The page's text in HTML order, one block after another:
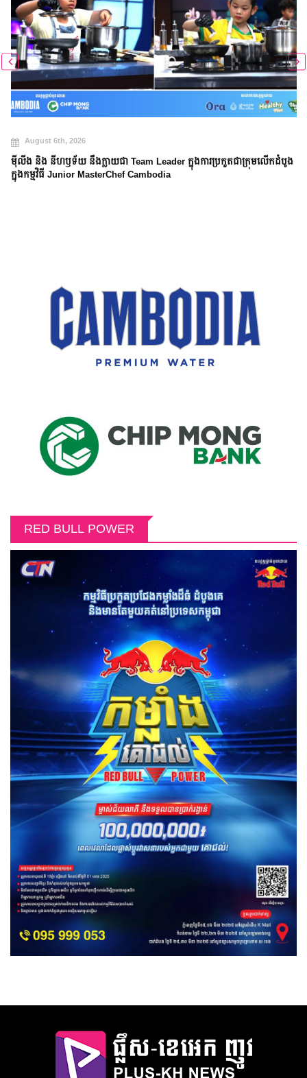
August 6th, 2026
ម៉ីលីង និង នីហឫទ័យ នឹងក្លាយជា Team Leader ក្នុងការប្រកួតជាក្រុមលើកដំបូង
ក្នុងកម្មវិធី Junior MasterChef Cambodia
RED BULL POWER